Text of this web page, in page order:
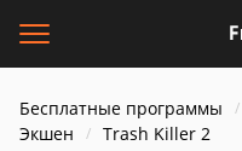
Бесплатные программы
Экшен
Trash Killer 2